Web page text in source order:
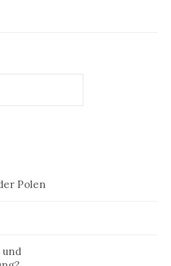
Polen
und